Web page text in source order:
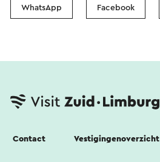
WhatsApp Facebook
Contact Vestigingenoverzicht